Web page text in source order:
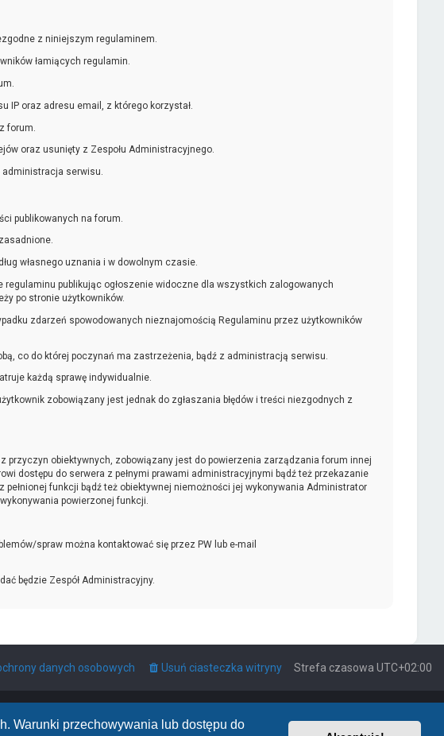
Warunki przechowywania lub dostępu do
z niniejszym regulaminem.
łamiących regulamin.
IP oraz adresu email, z którego korzystał.
forum.
oraz usunięty z Zespołu Administracyjnego.
administracja serwisu.
publikowanych na forum.
własnego uznania i w dowolnym czasie.
regulaminu publikując ogłoszenie widoczne dla wszystkich zalogowanych
po stronie użytkowników.
zdarzeń spowodowanych nieznajomością Regulaminu przez użytkowników
co do której poczynań ma zastrzeżenia, bądź z administracją serwisu.
każdą sprawę indywidualnie.
zobowiązany jest jednak do zgłaszania błędów i treści niezgodnych z
przyczyn obiektywnych, zobowiązany jest do powierzenia zarządzania forum innej
dostępu do serwera z pełnymi prawami administracyjnymi bądź też przekazanie
funkcji bądź też obiektywnej niemożności jej wykonywania Administrator
powierzonej funkcji.
spraw można kontaktować się przez PW lub e-mail
będzie Zespół Administracyjny.
Strefa czasowa UTC+02:00
Usuń ciasteczka witryny
danych osobowych